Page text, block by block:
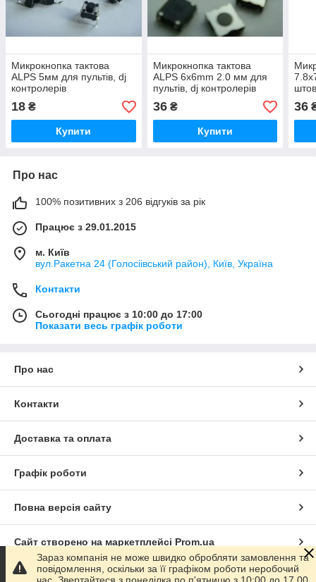
Микрокнопка тактова
ALPS 5мм для пультів, dj
контролерів
18 ₴
Купити
Микрокнопка тактова
ALPS 6x6mm 2.0 мм для
пультів, dj контролерів
36₴
Купити
36
Про нас
100% позитивних з 206 відгуків за рік
Працює з 29.01.2015
м. Київ
вул.Ракетна 24 (Голосіівський район), Київ, Україна
Контакти
Сьогодні працює з 10:00 до 17:00
Показати весь графік роботи
Про нас
Контакти
Доставка та оплата
Графік роботи
Повна версія сайту
Сайт створено на маркетплейсі Prom.ua
Політика конфіденційності
Зараз компанія не може швидко обробляти замовлення та
повідомлення, оскільки за її графіком роботи неробочий